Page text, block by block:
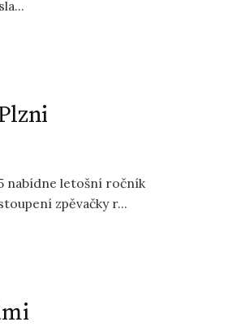
nabídne letošní ročník
zpěvačky r...